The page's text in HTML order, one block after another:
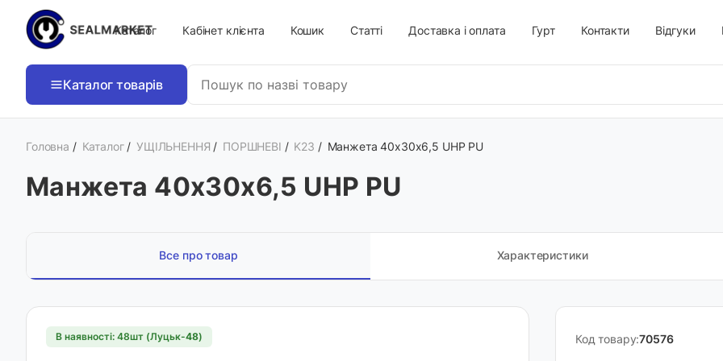
Каталог Кабінет клієнта Кошик Статті Доставка і оплата Гурт Контакти Відгуки
Каталог товарів
Головна / Каталог /УЩІЛЬНЕННЯ / ПОРШНЕВІ / K23 / Манжета 40х30х6,5 UHP PU
Манжета 40х30х6,5 UHP PU
Все про товар Характеристики
В наявності: 48шт (Луцьк-48) Код товару:70576